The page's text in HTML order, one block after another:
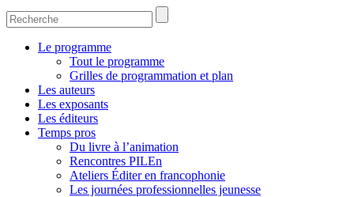
Le programme
Tout le programme
Grilles de programmation et plan
Les auteurs
Les exposants
Les éditeurs
Temps pros
Du livre à l’animation
Rencontres PILEn
Ateliers Éditer en francophonie
Les journées professionnelles jeunesse